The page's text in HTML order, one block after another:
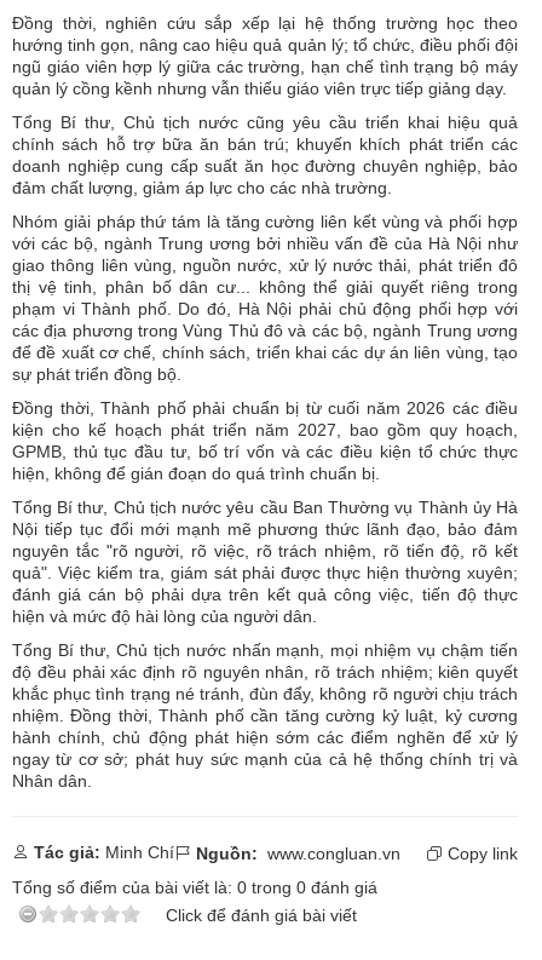
Đồng thời, nghiên cứu sắp xếp lại hệ thống trường học theo
hướng tinh gọn, nâng cao hiệu quả quản lý; tổ chức, điều phối đội
ngũ giáo viên hợp lý giữa các trường, hạn chế tình trạng bộ máy
quản lý cồng kềnh nhưng vẫn thiếu giáo viên trực tiếp giảng dạy.
Tổng Bí thư, Chủ tịch nước cũng yêu cầu triển khai hiệu quả
chính sách hỗ trợ bữa ăn bán trú; khuyến khích phát triển các
doanh nghiệp cung cấp suất ăn học đường chuyên nghiệp, bảo
đảm chất lượng, giảm áp lực cho các nhà trường.
Nhóm giải pháp thứ tám là tăng cường liên kết vùng và phối hợp
với các bộ, ngành Trung ương bởi nhiều vấn đề của Hà Nội như
giao thông liên vùng, nguồn nước, xử lý nước thải, phát triển đô
thị vệ tinh, phân bố dân cư... không thể giải quyết riêng trong
phạm vi Thành phố. Do đó, Hà Nội phải chủ động phối hợp với
các địa phương trong Vùng Thủ đô và các bộ, ngành Trung ương
để đề xuất cơ chế, chính sách, triển khai các dự án liên vùng, tạo
sự phát triển đồng bộ.
Đồng thời, Thành phố phải chuẩn bị từ cuối năm 2026 các điều
kiện cho kế hoạch phát triển năm 2027, bao gồm quy hoạch,
GPMB, thủ tục đầu tư, bố trí vốn và các điều kiện tổ chức thực
hiện, không để gián đoạn do quá trình chuẩn bị.
Tổng Bí thư, Chủ tịch nước yêu cầu Ban Thường vụ Thành ủy Hà
Nội tiếp tục đổi mới mạnh mẽ phương thức lãnh đạo, bảo đảm
nguyên tắc "rõ người, rõ việc, rõ trách nhiệm, rõ tiến độ, rõ kết
quả". Việc kiểm tra, giám sát phải được thực hiện thường xuyên;
đánh giá cán bộ phải dựa trên kết quả công việc, tiến độ thực
hiện và mức độ hài lòng của người dân.
Tổng Bí thư, Chủ tịch nước nhấn mạnh, mọi nhiệm vụ chậm tiến
độ đều phải xác định rõ nguyên nhân, rõ trách nhiệm; kiên quyết
khắc phục tình trạng né tránh, đùn đẩy, không rõ người chịu trách
nhiệm. Đồng thời, Thành phố cần tăng cường kỷ luật, kỷ cương
hành chính, chủ động phát hiện sớm các điểm nghẽn để xử lý
ngay từ cơ sở; phát huy sức mạnh của cả hệ thống chính trị và
Nhân dân.
Tác giả: Minh Chí Nguồn: www.congluan.vn
Copy link
Tổng số điểm của bài viết là: 0 trong 0 đánh giá
Click để đánh giá bài viết